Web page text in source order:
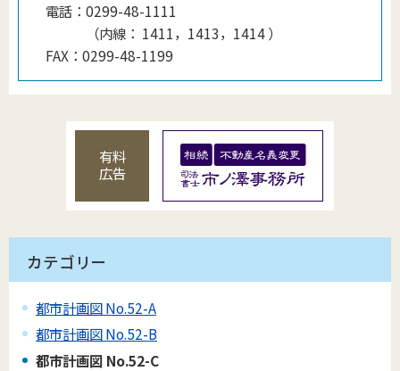
電話： 0299-48-1111
（内線 ： 1411，1413，1414）
FAX： 0299-48-1199
有料
広告
カテゴリー
都市計画図 No.52-A
都市計画図 No.52-B
都市計画図 No.52-C